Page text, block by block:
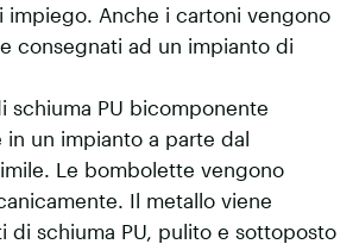
impiego. Anche i cartoni vengono
consegnati ad un impianto di
schiuma PU bicomponente
un impianto a parte dal
Le bombolette vengono
Il metallo viene
di schiuma PU, pulito e sottoposto